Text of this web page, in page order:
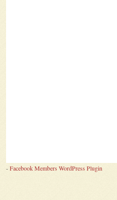
-Facebook Members WordPress Plugin